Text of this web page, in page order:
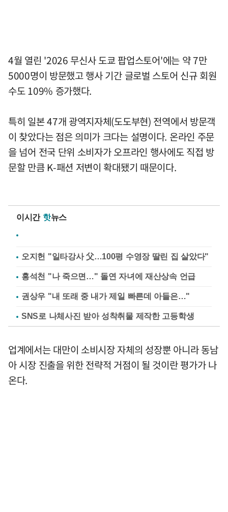
4월 열린 '2026 무신사 도쿄 팝업스토어'에는 약 7만
5000명이 방문했고 행사 기간 글로벌 스토어 신규 회원
수도 109% 증가했다.
특히 일본 47개 광역지자체(도도부현) 전역에서 방문객
이 찾았다는 점은 의미가 크다는 설명이다. 온라인 주문
을 넘어 전국 단위 소비자가 오프라인 행사에도 직접 방
문할 만큼 K-패션 저변이 확대됐기 때문이다.
이시간 핫뉴스
오지헌 "일타강사 父…100평 수영장 딸린 집 살았다"
홍석천 "나 죽으면…" 돌연 자녀에 재산상속 언급
권상우 "내 또래 중 내가 제일 빠른데 아들은…"
SNS로 나체사진 받아 성착취물 제작한 고등학생
업계에서는 대만이 소비시장 자체의 성장뿐 아니라 동남
아 시장 진출을 위한 전략적 거점이 될 것이란 평가가 나
온다.